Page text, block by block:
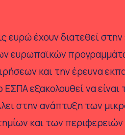
ευρώ έχουν διατεθεί στην
ευρωπαϊκών
και την έρευνα
εξακολουθεί να
στην ανάπτυξη των
και των περιφερειών